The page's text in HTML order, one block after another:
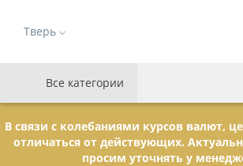
Тверь
Все категории
В связи с колебаниями курсов валют,
отличаться от действующих.
просим уточнять у